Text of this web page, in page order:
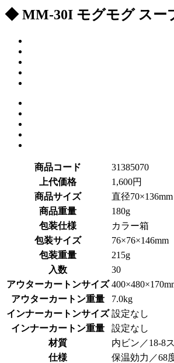
◆ MM-30I モグモグ スー
商品コード
31385070
上代価格
1,600円
商品サイズ
直径70×136mm
商品重量
180g
包装仕様
カラー箱
包装サイズ
76×76×146mm
包装重量
215g
入数
30
アウターカートンサイズ
アウターカートン重量
7.0kg
インナーカートンサイズ 設定なし
インナーカートン重量
設定なし
材質
内ビン／18-8
仕様
保温効力／68